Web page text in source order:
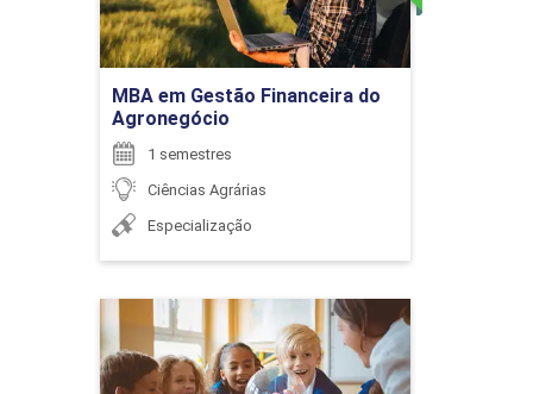
ELABORAÇÃO E ANÁLISE
ORÇAMENTÁRIA
96
MBA em Gestão Financeira do
Agronegócio
1 semestres
Ciências Agrárias
Especialização
Ir para Inscrição
Física - Licenciatura
Detalhes do curso